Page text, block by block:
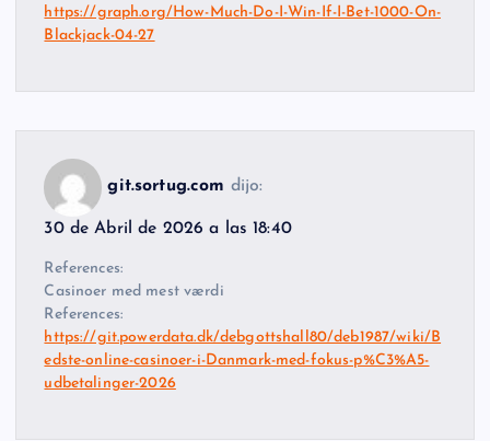
https://graph.org/How-Much-Do-I-Win-If-I-Bet-1000-On-
Blackjack-04-27
git.sortug.com dijo:
30 de Abril de 2026 a las 18:40
References:
Casinoer med mest værdi
References:
https://git.powerdata.dk/debgottshall80/deb1987/wiki/B
edste-online-casinoer-i-Danmark-med-fokus-p%C3%A5-
udbetalinger-2026